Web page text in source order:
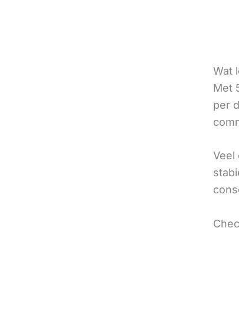
Wat
Met
per
Veel